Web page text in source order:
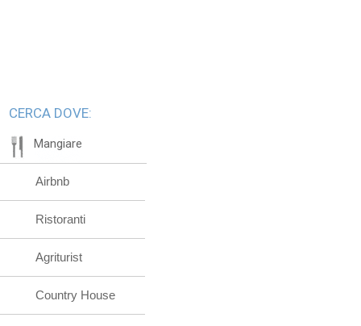
CERCA DOVE:
Mangiare
Airbnb
Ristoranti
Agriturist
Country House